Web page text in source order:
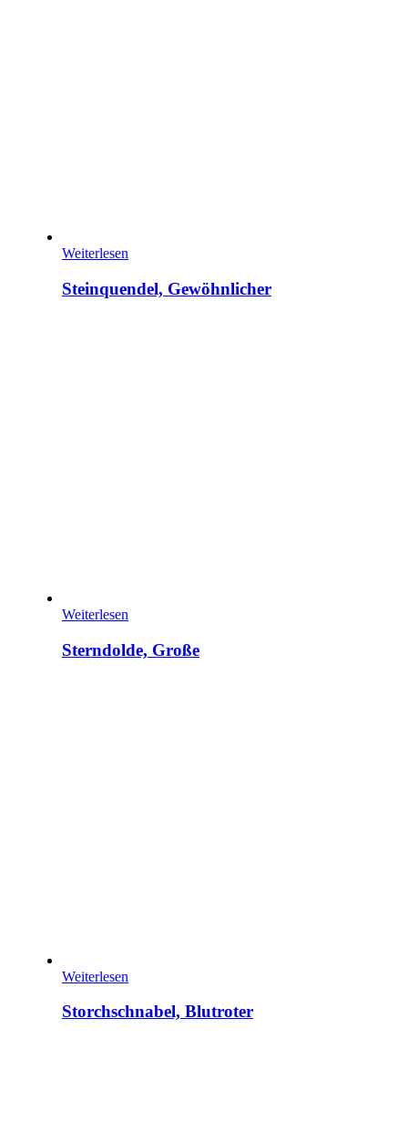
Weiterlesen
Steinquendel, Gewöhnlicher
Weiterlesen
Sterndolde, Große
Weiterlesen
Storchschnabel, Blutroter